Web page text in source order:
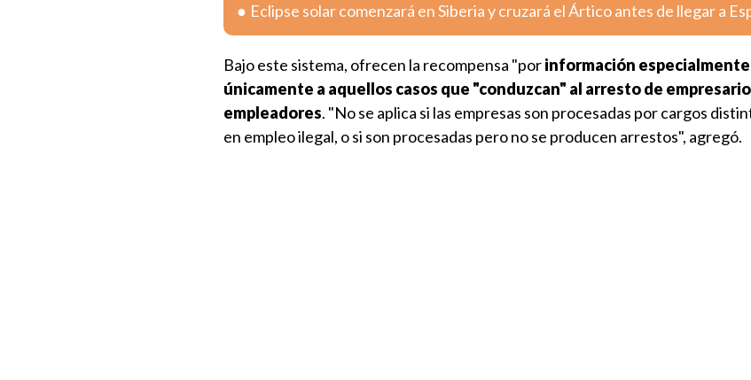
Eclipse solar comenzará en Siberia y cruzará el Ártico antes de llegar a
Bajo este sistema, ofrecen la recompensa "porinformación
únicamente a aquellos casos que "conduzcan" al arresto de
empleadores. "No se aplica si las empresas son procesadas por cargos
en empleo ilegal, o si son procesadas pero no se producen arrestos", agregó.